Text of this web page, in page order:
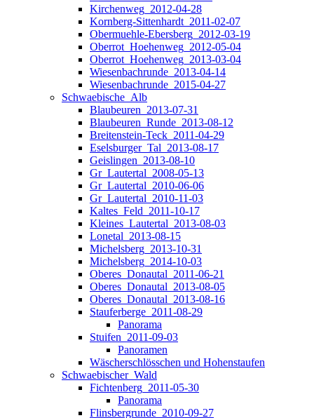
Kirchenweg_2012-04-28
Kornberg-Sittenhardt_2011-02-07
Obermuehle-Ebersberg_2012-03-19
Oberrot_Hoehenweg_2012-05-04
Oberrot_Hoehenweg_2013-03-04
Wiesenbachrunde_2013-04-14
Wiesenbachrunde_2015-04-27
Schwaebische_Alb
Blaubeuren_2013-07-31
Blaubeuren_Runde_2013-08-12
Breitenstein-Teck_2011-04-29
Eselsburger_Tal_2013-08-17
Geislingen_2013-08-10
Gr_Lautertal_2008-05-13
Gr_Lautertal_2010-06-06
Gr_Lautertal_2010-11-03
Kaltes_Feld_2011-10-17
Kleines_Lautertal_2013-08-03
Lonetal_2013-08-15
Michelsberg_2013-10-31
Michelsberg_2014-10-03
Oberes_Donautal_2011-06-21
Oberes_Donautal_2013-08-05
Oberes_Donautal_2013-08-16
Stauferberge_2011-08-29
Panorama
Stuifen_2011-09-03
Panoramen
Wäscherschlösschen und Hohenstaufen
Schwaebischer_Wald
Fichtenberg_2011-05-30
Panorama
Flinsbergrunde_2010-09-27